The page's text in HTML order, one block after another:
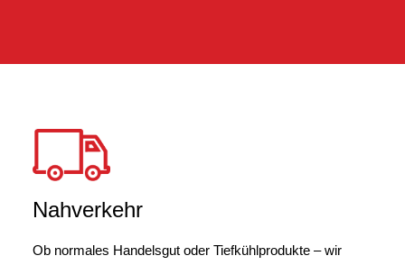
Nahverkehr
Ob normales Handelsgut oder Tiefkühlprodukte – wir